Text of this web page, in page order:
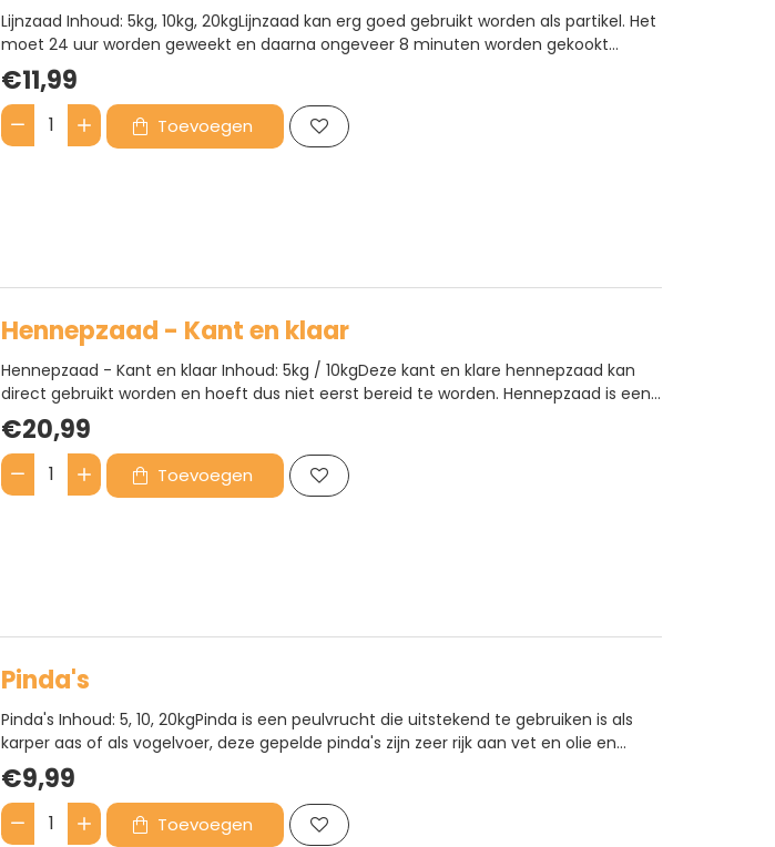
Lijnzaad Inhoud: 5kg, 10kg, 20kgLijnzaad kan erg goed gebruikt worden als partikel. Het
moet 24 uur worden geweekt en daarna ongeveer 8 minuten worden gekookt
alvorens het te gebruiken is. Na het bereiden is het zaad slijmerig en erg zoet door de
suikers die zijn vrijgekomen. Ons lijnzaad is gr..
€11,99
Lijnzaad Toevoegen
Hennepzaad - Kant en klaar
Hennepzaad - Kant en klaar Inhoud: 5kg / 10kgDeze kant en klare hennepzaad kan
direct gebruikt worden en hoeft dus niet eerst bereid te worden. Hennepzaad is een
erg populaire en geschikte partikel en is zeer geliefd bij de karper...
€20,99
Hennepzaad
Toevoegen
Pinda's
Pinda's Inhoud: 5, 10, 20kgPinda is een peulvrucht die uitstekend te gebruiken is als
karper aas of als vogelvoer, deze gepelde pinda's zijn zeer rijk aan vet en olie en
kunnen het hele jaar gevoerd worden. Voor karpers zijn de pinda's erg aantrekkelijk
door de sterke geur en smaak.Bereidin..
€9,99
Pinda's Toevoegen